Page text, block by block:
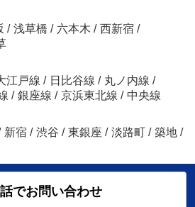
/ 浅草橋 / 六本木 / 西新宿 /
江戸線 / 日比谷線 / 丸ノ内線 /
/ 銀座線 / 京浜東北線 / 中央線
新宿 / 渋谷 / 東銀座 / 淡路町 / 築地 /
でお問い合わせ